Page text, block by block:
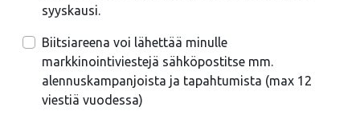
syyskausi.
Biitsiareena voi lähettää minulle
markkinointiviestejä sähköpostitse mm.
alennuskampanjoista ja tapahtumista (max 12
viestiä vuodessa)